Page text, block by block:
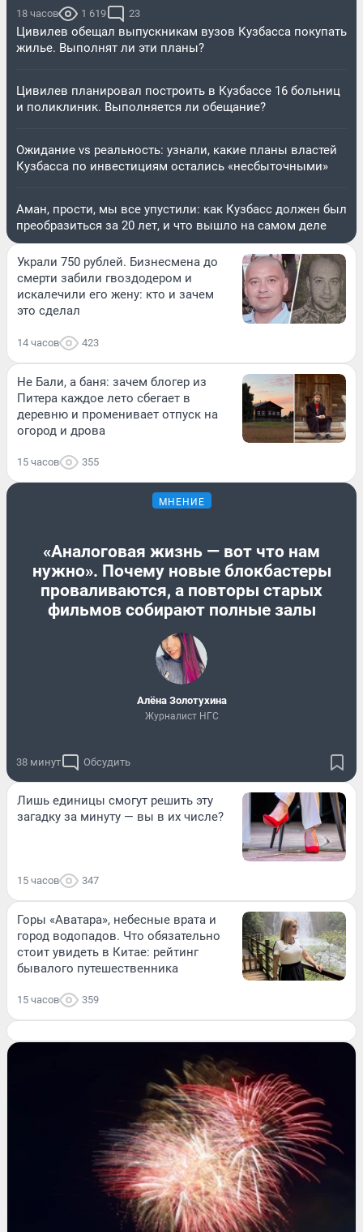
18 часов 1 619 23
Цивилев обещал выпускникам вузов Кузбасса покупать
жилье. Выполнят ли эти планы?
Цивилев планировал построить в Кузбассе 16 больниц
и поликлиник. Выполняется ли обещание?
Ожидание vs реальность: узнали, какие планы властей
Кузбасса по инвестициям остались «несбыточными»
Аман, прости, мы все упустили: как Кузбасс должен был
преобразиться за 20 лет, и что вышло на самом деле
Украли 750 рублей. Бизнесмена до
смерти забили гвоздодером и
искалечили его жену: кто и зачем
это сделал
14 часов 423
Не Бали, а баня: зачем блогер из
Питера каждое лето сбегает в
деревню и променивает отпуск на
огород и дрова
15 часов 355
МНЕНИЕ
«Аналоговая жизнь — вот что нам
нужно». Почему новые блокбастеры
проваливаются, а повторы старых
фильмов собирают полные залы
Алёна Золотухина
Журналист НГС
38 минут Обсудить
Лишь единицы смогут решить эту
загадку за минуту — вы в их числе?
15 часов 347
Горы «Аватара», небесные врата и
город водопадов. Что обязательно
стоит увидеть в Китае: рейтинг
бывалого путешественника
15 часов 359